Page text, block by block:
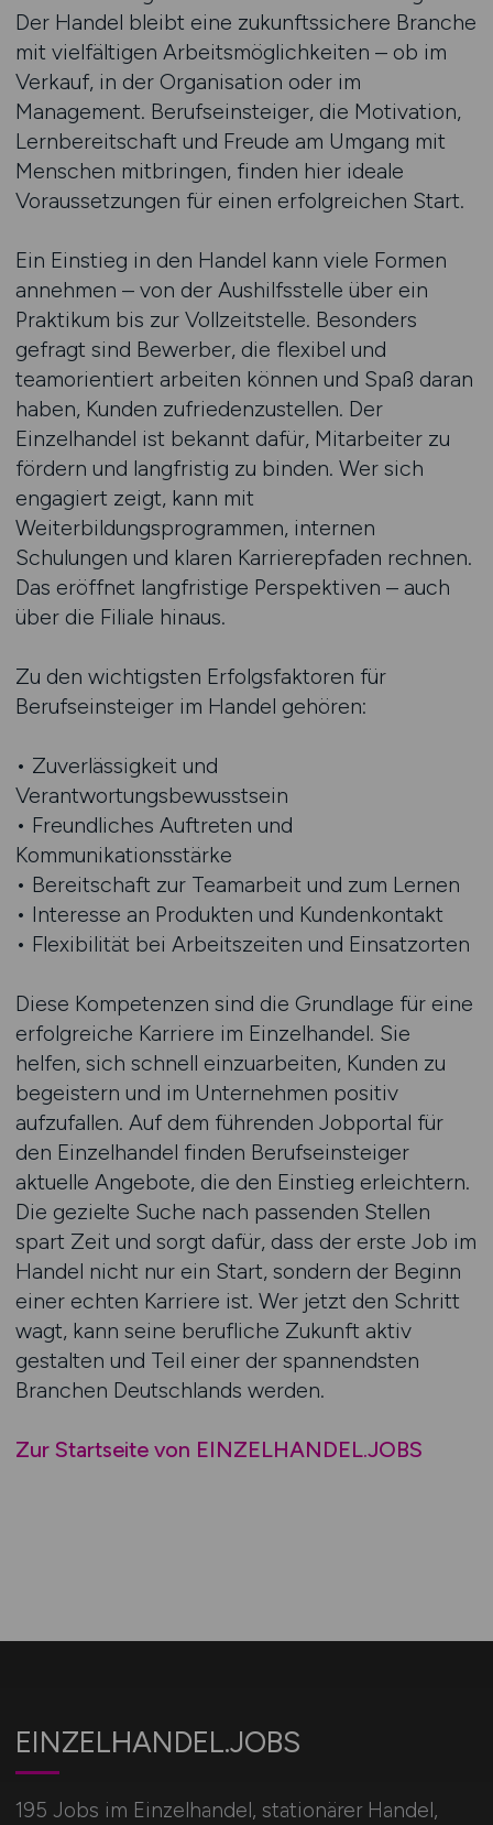
Der Handel bleibt eine zukunftssichere Branche
mit vielfältigen Arbeitsmöglichkeiten – ob im
Verkauf, in der Organisation oder im
Management. Berufseinsteiger, die Motivation,
Lernbereitschaft und Freude am Umgang mit
Menschen mitbringen, finden hier ideale
Voraussetzungen für einen erfolgreichen Start.
Ein Einstieg in den Handel kann viele Formen
annehmen – von der Aushilfsstelle über ein
Praktikum bis zur Vollzeitstelle. Besonders
gefragt sind Bewerber, die flexibel und
teamorientiert arbeiten können und Spaß daran
haben, Kunden zufriedenzustellen. Der
Einzelhandel ist bekannt dafür, Mitarbeiter zu
fördern und langfristig zu binden. Wer sich
engagiert zeigt, kann mit
Weiterbildungsprogrammen, internen
Schulungen und klaren Karrierepfaden rechnen.
Das eröffnet langfristige Perspektiven – auch
über die Filiale hinaus.
Zu den wichtigsten Erfolgsfaktoren für
Berufseinsteiger im Handel gehören:
• Zuverlässigkeit und
Verantwortungsbewusstsein
• Freundliches Auftreten und
Kommunikationsstärke
• Bereitschaft zur Teamarbeit und zum Lernen
• Interesse an Produkten und Kundenkontakt
• Flexibilität bei Arbeitszeiten und Einsatzorten
Diese Kompetenzen sind die Grundlage für eine
erfolgreiche Karriere im Einzelhandel. Sie
helfen, sich schnell einzuarbeiten, Kunden zu
begeistern und im Unternehmen positiv
aufzufallen. Auf dem führenden Jobportal für
den Einzelhandel finden Berufseinsteiger
aktuelle Angebote, die den Einstieg erleichtern.
Die gezielte Suche nach passenden Stellen
spart Zeit und sorgt dafür, dass der erste Job im
Handel nicht nur ein Start, sondern der Beginn
einer echten Karriere ist. Wer jetzt den Schritt
wagt, kann seine berufliche Zukunft aktiv
gestalten und Teil einer der spannendsten
Branchen Deutschlands werden.
Zur Startseite von EINZELHANDEL.JOBS
EINZELHANDEL.JOBS
195 Jobs im Einzelhandel, stationärer Handel,